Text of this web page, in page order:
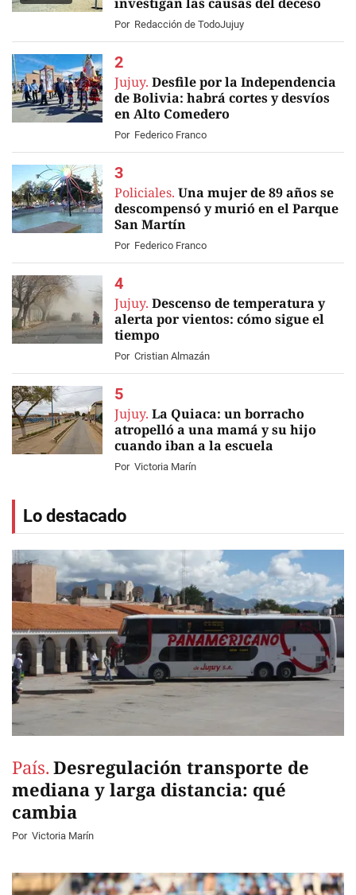
Por Redacción de TodoJujuy
Jujuy. Desfile por la Independencia
de Bolivia: habrá cortes y desvíos
en Alto Comedero
Por Federico Franco
Policiales. Una mujer de 89 años se
descompensó y murió en el Parque
San Martín
Por Federico Franco
Jujuy. Descenso de temperatura y
alerta por vientos: cómo sigue el
tiempo
Por Cristian Almazán
Jujuy. La Quiaca: un borracho
atropelló a una mamá y su hijo
cuando iban a la escuela
Por Victoria Marín
Lo destacado
País. Desregulación transporte de
mediana y larga distancia: qué
cambia
Por Victoria Marín